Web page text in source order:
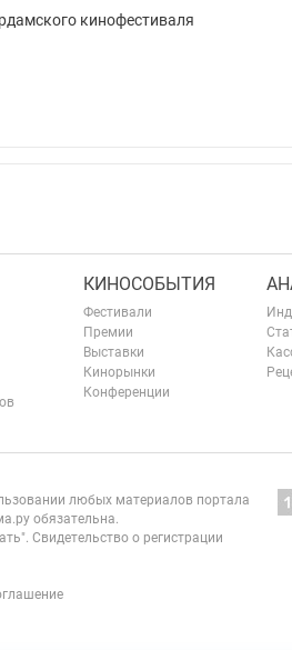
кинофестиваля
КИНОСОБЫТИЯ
Фестивали
Премии
Выставки
Кинорынки
Конференции
любых материалов портала
обязательна.
Свидетельство о регистрации